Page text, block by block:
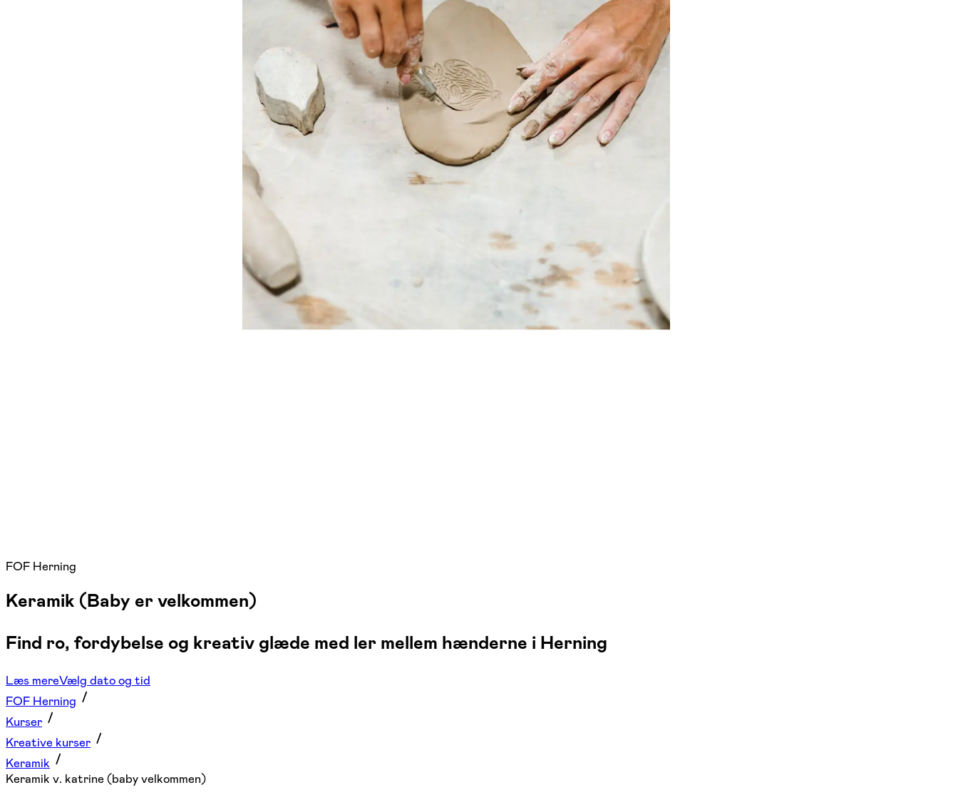
FOF Herning
Keramik (Baby er velkommen)
Find ro, fordybelse og kreativ glæde med ler mellem hænderne i Herning
Læs mereVælg dato og tid
FOF Herning
Kurser
Kreative kurser
Keramik
Keramik v. katrine (baby velkommen)